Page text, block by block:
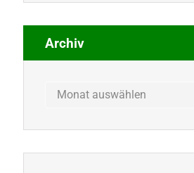
Archiv
Archiv